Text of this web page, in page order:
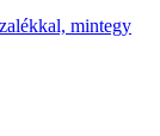
mintegy